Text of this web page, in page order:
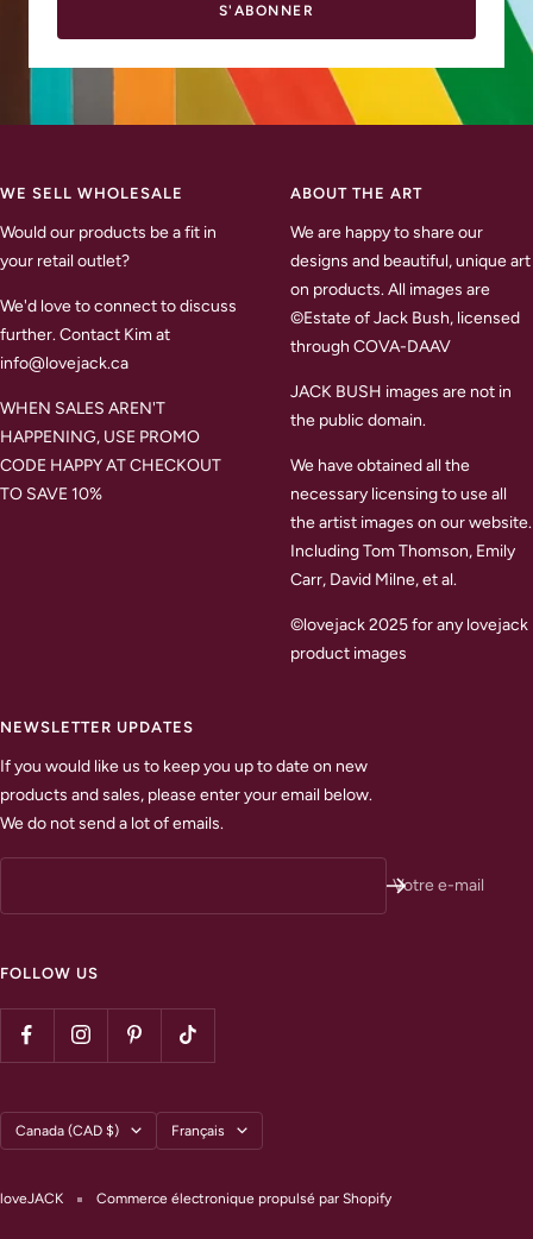
S'ABONNER
WE SELL WHOLESALE
Would our products be a fit in
your retail outlet?
We'd love to connect to discuss
further. Contact Kim at
info@lovejack.ca
WHEN SALES AREN'T
HAPPENING, USE PROMO
CODE HAPPY AT CHECKOUT
TO SAVE 10%
ABOUT THE ART
We are happy to share our
designs and beautiful, unique art
on products. All images are
©Estate of Jack Bush, licensed
through COVA-DAAV
JACK BUSH images are not in
the public domain.
We have obtained all the
necessary licensing to use all
the artist images on our website.
Including Tom Thomson, Emily
Carr, David Milne, et al.
©lovejack 2025 for any lovejack
product images
NEWSLETTER UPDATES
If you would like us to keep you up to date on new
products and sales, please enter your email below.
We do not send a lot of emails.
Votre e-mail
FOLLOW US
Pays/région
Canada (CAD $) Langue
Français
loveJACK Commerce électronique propulsé par Shopify